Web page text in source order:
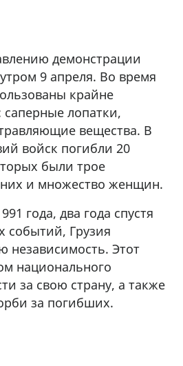
демонстрации
9 апреля. Во время
крайне
лопатки,
вещества. В
войск погибли 20
были трое
и множество женщин.
года, два года спустя
событий, Грузия
независимость. Этот
национального
за свою страну, а также
за погибших.